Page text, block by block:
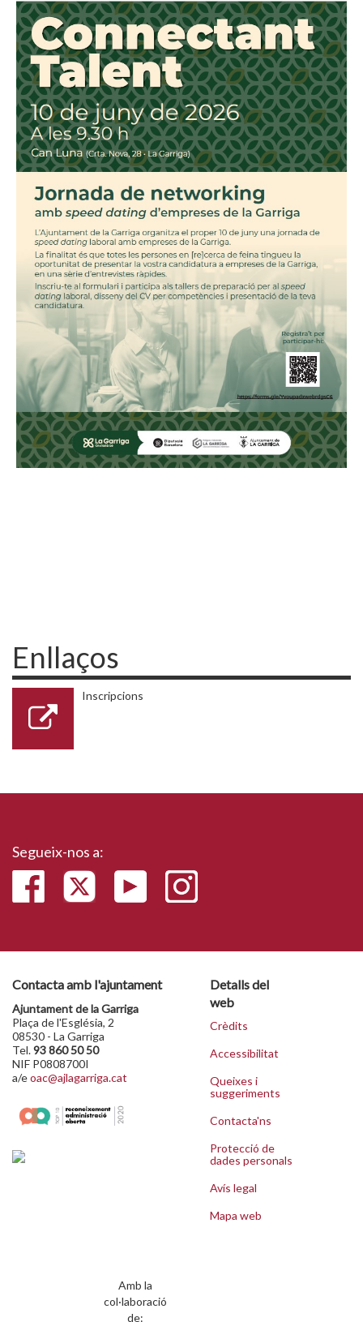
Enllaços
Inscripcions
Segueix-nos a:
Contacta amb l'ajuntament
Ajuntament de la Garriga
Plaça de l'Església, 2
08530 - La Garriga
Tel.93 860 50 50
NIF P0808700I
a/eoac@ajlagarriga.cat
Detalls del
web
Crèdits
Accessibilitat
Queixes i
suggeriments
Contacta'ns
Protecció de
dades personals
Avís legal
Mapa web
Amb la
col·laboració
de: